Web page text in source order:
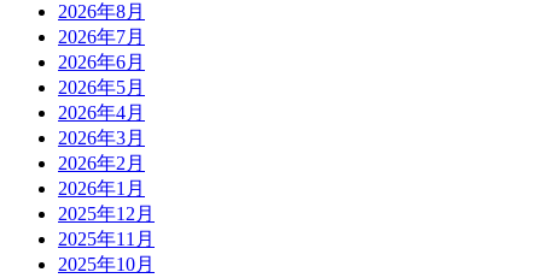
2026年8月
2026年7月
2026年6月
2026年5月
2026年4月
2026年3月
2026年2月
2026年1月
2025年12月
2025年11月
2025年10月